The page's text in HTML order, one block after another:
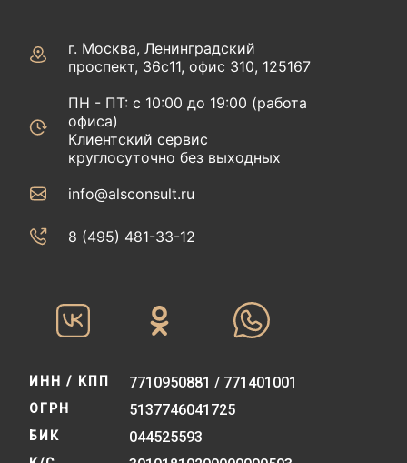
г. Москва, Ленинградский
проспект, 36с11, офис 310, 125167
ПН - ПТ: с 10:00 до 19:00 (работа
офиса)
Клиентский сервис
круглосуточно без выходных
info@alsconsult.ru
8 (495) 481-33-12‬‬
ИНН / КПП 7710950881 / 771401001
ОГРН 5137746041725
БИК 044525593